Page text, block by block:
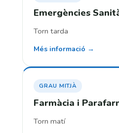
Emergències
Torn tarda
Més informació →
GRAU MITJÀ
Farmàcia i
Torn matí